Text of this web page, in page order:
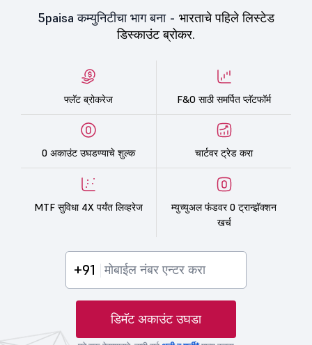
5paisa कम्युनिटीचा भाग बना - भारताचे पहिले लिस्टेड
डिस्काउंट ब्रोकर.
फ्लॅट ब्रोकरेज F&O साठी समर्पित प्लॅटफॉर्म
0 अकाउंट उघडण्याचे शुल्क चार्टवर ट्रेड करा
MTF सुविधा 4X पर्यंत लिव्हरेज
म्युच्युअल फंडवर 0 ट्रान्झॅक्शन
खर्च
+91
डिमॅट अकाउंट उघडा